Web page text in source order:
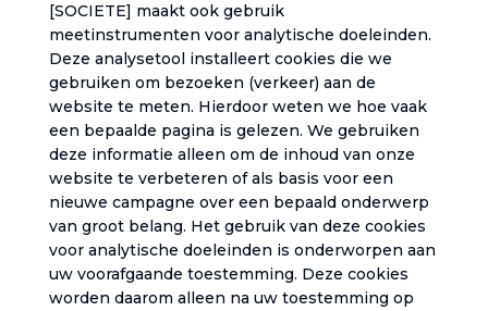
‎[SOCIETE] maakt ook gebruik
meetinstrumenten voor analytische doeleinden.
Deze analysetool installeert cookies die we
gebruiken om bezoeken (verkeer) aan de
website te meten. Hierdoor weten we hoe vaak
een bepaalde pagina is gelezen. We gebruiken
deze informatie alleen om de inhoud van onze
website te verbeteren of als basis voor een
nieuwe campagne over een bepaald onderwerp
van groot belang. Het gebruik van deze cookies
voor analytische doeleinden is onderworpen aan
uw voorafgaande toestemming. Deze cookies
worden daarom alleen na uw toestemming op